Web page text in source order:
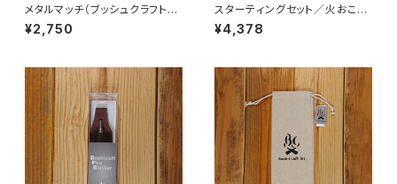
メタルマッチ（ブッシュクラフト・
ファイヤースチール）
¥2,750
スターティングセット／火おこし
セット・ルーキーナイフあり
¥4,378